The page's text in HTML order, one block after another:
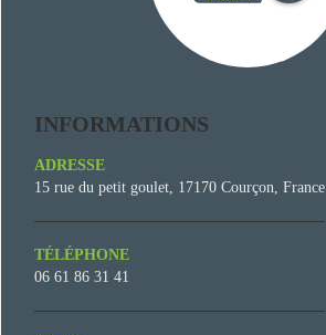
INFORMATIONS
ADRESSE
15 rue du petit goulet, 17170 Courçon, France
TÉLÉPHONE
06 61 86 31 41